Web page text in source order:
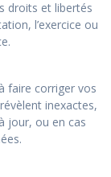
droits et libertés
l’exercice ou
faire corriger vos
inexactes,
jour, ou en cas